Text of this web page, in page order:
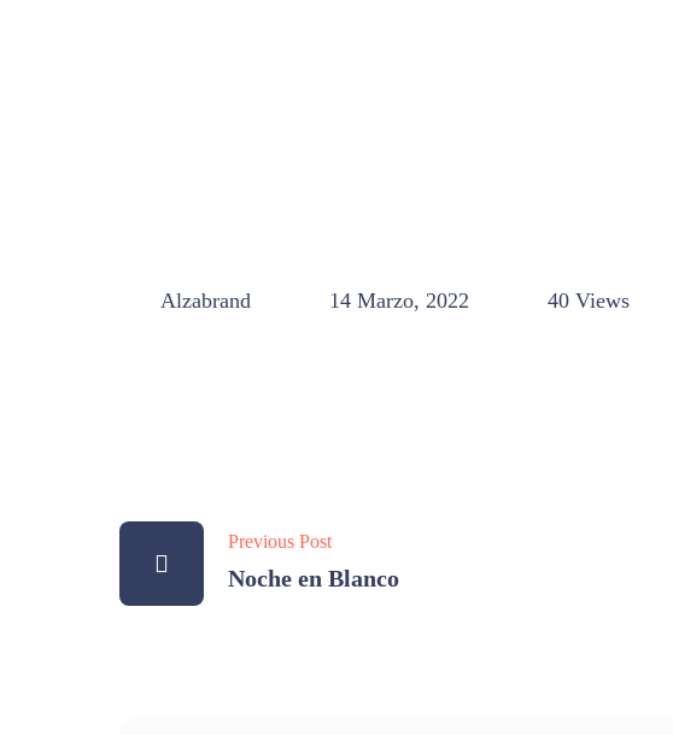
Alzabrand 14 Marzo, 2022 40 Views
Previous Post
Noche en Blanco